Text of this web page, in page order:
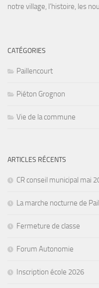
notre village, l’histoire, les
CATÉGORIES
Paillencourt
Piéton Grognon
Vie de la commune
ARTICLES RÉCENTS
CR conseil municipal mai
La marche nocturne de
Fermeture de classe
Forum Autonomie
Inscription école 2026